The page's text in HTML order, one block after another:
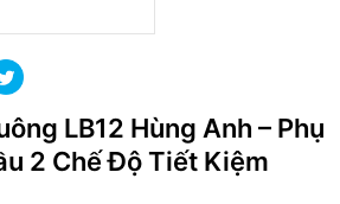
LB12 Hùng Anh – Phụ
2 Chế Độ Tiết Kiệm